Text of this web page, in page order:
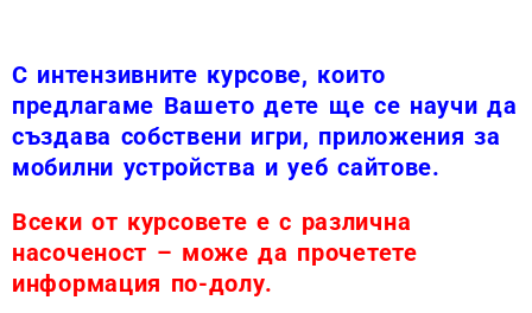
С интензивните курсове, които
предлагаме Вашето дете ще се научи да
създава собствени игри, приложения за
мобилни устройства и уеб сайтове.
Всеки от курсовете е с различна
насоченост – може да прочетете
информация по-долу.